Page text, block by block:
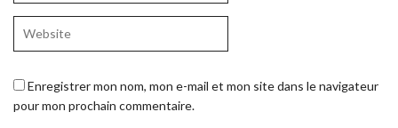
Enregistrer mon nom, mon e-mail et mon site dans le navigateur
pour mon prochain commentaire.